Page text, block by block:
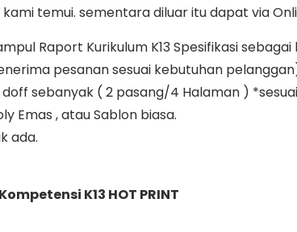
temui. sementara diluar itu dapat via
Raport Kurikulum K13 Spesifikasi sebagai
pesanan sesuai kebutuhan
doff sebanyak ( 2 pasang/4 Halaman )
Emas , atau Sablon biasa.
ada.
K13 HOT PRINT